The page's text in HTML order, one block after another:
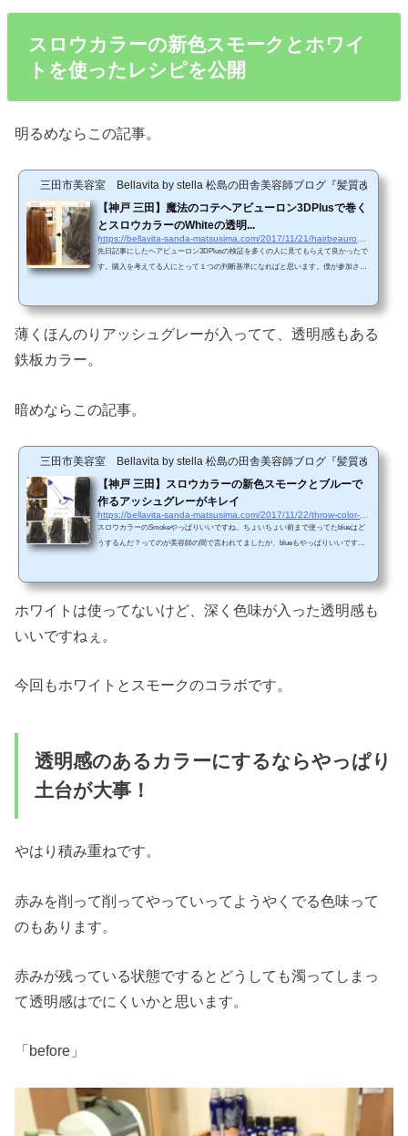
スロウカラーの新色スモークとホワイ
トを使ったレシピを公開
明るめならこの記事。
三田市美容室 Bellavita by stella 松島の田舎美容師ブログ『髪質改善×白
【神戸 三田】魔法のコテヘアビューロン3DPlusで巻く
とスロウカラーのWhiteの透明...
https://bellavita-sanda-matsusima.com/2017/11/21/hairbeauron-3dplus-127-archives
先日記事にしたヘアビューロン3DPlusの検証を多くの人に見てもらえて良かったで
す。購入を考えてる人にとって１つの判断基準になればと思います。僕が参加させ
使うことができたらいいかなって思ってます。検証記事はどんどん増えていくと思
います。他にも、、、やはり皆さん良いと言っていますね！色んな人の検証記事は
とても自分にとってもいい情報なので、共有できたら幸いで...
薄くほんのりアッシュグレーが入ってて、透明感もある
鉄板カラー。
暗めならこの記事。
三田市美容室 Bellavita by stella 松島の田舎美容師ブログ『髪質改善×白
【神戸 三田】スロウカラーの新色スモークとブルーで
作るアッシュグレーがキレイ
スロウカラーのSmokeやっぱりいいですね。ちょいちょい前まで使ってたblueはど
うするんだ？ってのが美容師の間で言われてましたが、blueもやっぱりいいですよ
レイなアッシュグレーをするときはやはり土台が大事！！これはしつこく何回も言
ってもいいくらいしつこく言い切ります。「土台がすべて！！」作っていく土台も
そうですし、髪質、ダメージ具合、本来の色素によっても変...
ホワイトは使ってないけど、深く色味が入った透明感も
いいですねぇ。
今回もホワイトとスモークのコラボです。
透明感のあるカラーにするならやっぱり
土台が大事！
やはり積み重ねです。
赤みを削って削ってやっていってようやくでる色味って
のもあります。
赤みが残っている状態でするとどうしても濁ってしまっ
て透明感はでにくいかと思います。
「before」